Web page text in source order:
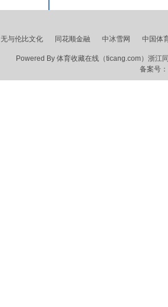
无与伦比文化 同花顺金融 中冰雪网 中国体
Powered By 体育收藏在线（ticang.com）浙江
备案号：